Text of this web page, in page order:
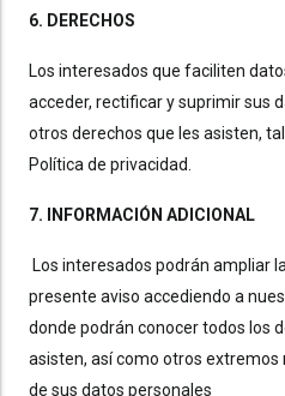
6. DERECHOS
Los interesados que faciliten
acceder, rectificar y suprimir sus
otros derechos que les asisten,
Política de privacidad.
7. INFORMACIÓN ADICIONAL
Los interesados podrán ampliar
presente aviso accediendo a
donde podrán conocer todos los
asisten, así como otros
de sus datos personales